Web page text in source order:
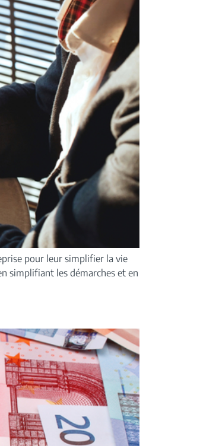
pour leur simplifier la vie
simplifiant les démarches et en